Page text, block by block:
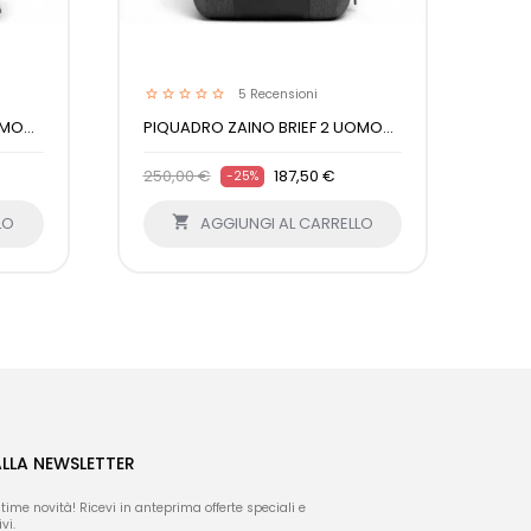
5 Recensioni
PIQUADRO ZAINO BRIEF 2 UOMO...
250,00 € -25% 187,50 €
 AGGIUNGI AL CARRELLO
NEWSLETTER
novità! Ricevi in anteprima offerte speciali e